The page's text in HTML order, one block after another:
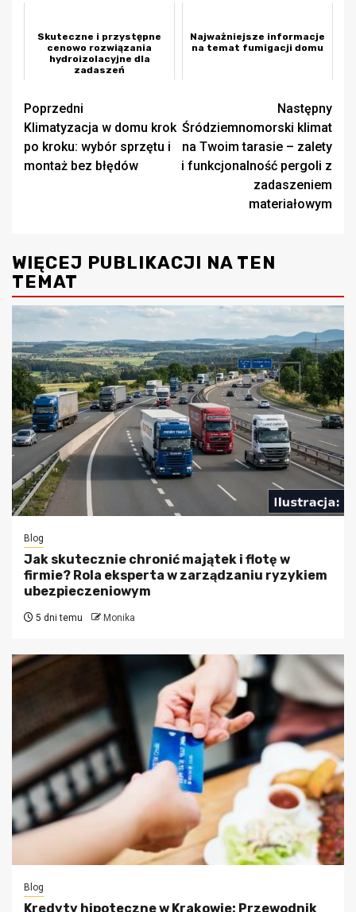
Skuteczne i przystępne
cenowo rozwiązania
hydroizolacyjne dla
zadaszeń
Najważniejsze informacje
na temat fumigacji domu
Zobacz
wpisy
Poprzedni
Klimatyzacja w domu krok
po kroku: wybór sprzętu i
montaż bez błędów
Następny
Śródziemnomorski klimat
na Twoim tarasie – zalety
i funkcjonalność pergoli z
zadaszeniem
materiałowym
WIĘCEJ PUBLIKACJI NA TEN
TEMAT
Blog
Jak skutecznie chronić majątek i flotę w
firmie? Rola eksperta w zarządzaniu ryzykiem
ubezpieczeniowym
5 dni temu Monika
Blog
Kredyty hipoteczne w Krakowie: Przewodnik